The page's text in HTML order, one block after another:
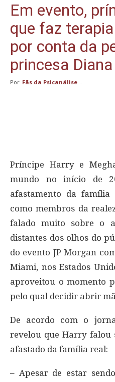
Em evento,
que faz
por conta da
princesa Diana
Por Fãs da Psicanálise -
Príncipe Harry e
mundo no início de
afastamento da
como membros da
falado muito sobre o
distantes dos olhos do
do evento JP Morgan
Miami, nos Estados
aproveitou o momento
pelo qual decidir abrir
De acordo com o
revelou que Harry falou
afastado da família real:
– Apesar de estar